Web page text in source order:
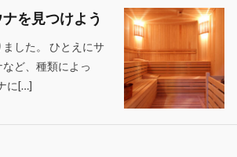
を見つけよう
した。 ひとえにサ
ど、種類によっ
に[…]